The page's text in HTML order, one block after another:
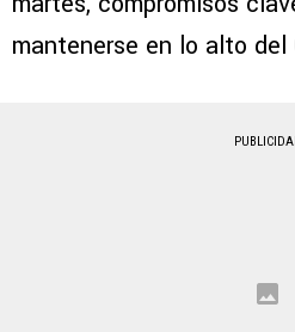
mantenerse en lo alto del